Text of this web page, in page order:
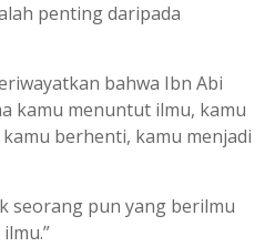
penting daripada
bahwa Ibn Abi
kamu menuntut ilmu, kamu
berhenti, kamu menjadi
seorang pun yang berilmu